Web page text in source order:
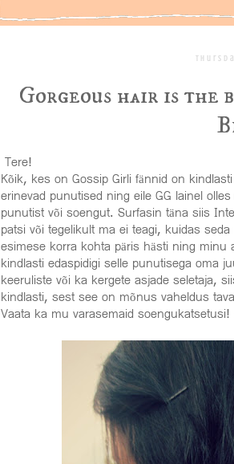
Gorgeous hair is the
Tere!
Kõik, kes on Gossip Girli fännid on
erinevad punutised ning eile GG lainel
punutist või soengut. Surfasin täna siis
patsi või tegelikult ma ei teagi, kuidas
esimese korra kohta päris hästi ning
kindlasti edaspidigi selle punutisega oma
keeruliste või ka kergete asjade seletaja,
kindlasti, sest see on mõnus vaheldus
Vaata ka mu varasemaid soengukatsetusi!